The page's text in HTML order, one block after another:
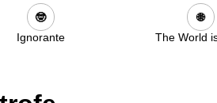
🤓
Ignorante
🌐
The World